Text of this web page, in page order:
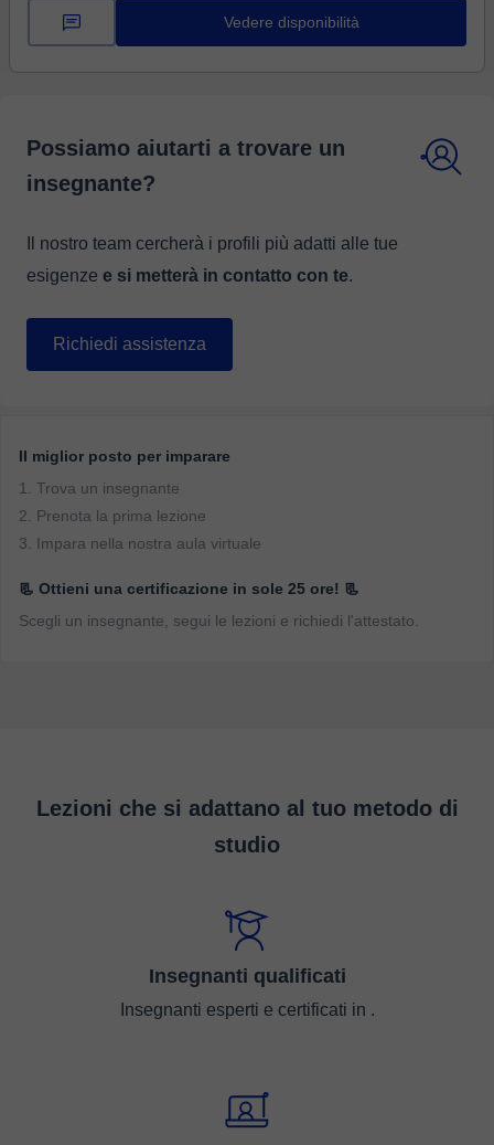
bambino. Ho maturato una vasta esperienz...
Vedere disponibilità
Possiamo aiutarti a trovare un
insegnante?
Il nostro team cercherà i profili più adatti alle tue
esigenze e si metterà in contatto con te.
Richiedi assistenza
Il miglior posto per imparare
1. Trova un insegnante
2. Prenota la prima lezione
3. Impara nella nostra aula virtuale
📃 Ottieni una certificazione in sole 25 ore! 📃
Scegli un insegnante, segui le lezioni e richiedi l'attestato.
Lezioni che si adattano al tuo metodo di
studio
Insegnanti qualificati
Insegnanti esperti e certificati in .